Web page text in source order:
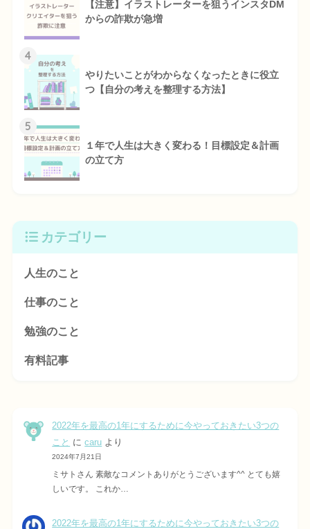
【注意】イラストレーターを狙うインスタDM
からの詐欺が急増
4
やりたいことがわからなくなったときに役立
つ【自分の考えを整理する方法】
5
１年で人生は大きく変わる！目標設定＆計画
の立て方
カテゴリー
人生のこと
仕事のこと
勉強のこと
有料記事
2022年を最高の1年にするために今やっておきたい3つの
こと にcaru より
2024年7月21日
ミサトさん 素敵なコメントありがとうございます^^ とても嬉
しいです。 これか…
2022年を最高の1年にするために今やっておきたい3つの